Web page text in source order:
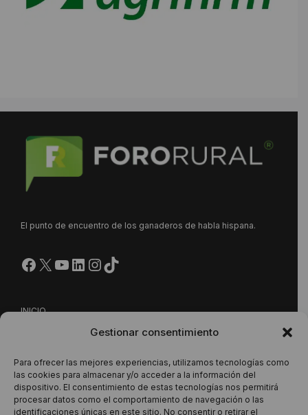
Gestionar consentimiento
Para ofrecer las mejores experiencias, utilizamos tecnologías como
las cookies para almacenar y/o acceder a la información del
dispositivo. El consentimiento de estas tecnologías nos permitirá
procesar datos como el comportamiento de navegación o las
identificaciones únicas en este sitio. No consentir o retirar el
El punto de encuentro de los ganaderos de habla hispana.
Facebook
X YouTube
LinkedIn
Instagram
https://www.tiktok.com/
INICIO
NUESTRA PROPUESTA
CONTACTO
Este sitio está protegido por reCAPTCHA y se aplican la